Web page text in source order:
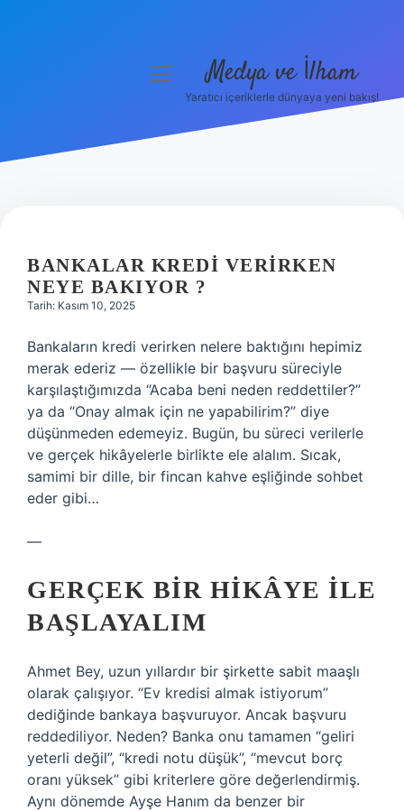
Hakkımızda
menüyüMedya ve İlham
Yaratıcı içeriklerle dünyaya yeni bakış!
BANKALAR KREDI VERIRKEN
NEYE BAKIYOR ?
Tarih: Kasım 10, 2025
Bankaların kredi verirken nelere baktığını hepimiz
merak ederiz — özellikle bir başvuru süreciyle
karşılaştığımızda “Acaba beni neden reddettiler?”
ya da “Onay almak için ne yapabilirim?” diye
düşünmeden edemeyiz. Bugün, bu süreci verilerle
ve gerçek hikâyelerle birlikte ele alalım. Sıcak,
samimi bir dille, bir fincan kahve eşliğinde sohbet
eder gibi…
—
GERÇEK BIR HIKÂYE ILE
BAŞLAYALIM
Ahmet Bey, uzun yıllardır bir şirkette sabit maaşlı
olarak çalışıyor. “Ev kredisi almak istiyorum”
dediğinde bankaya başvuruyor. Ancak başvuru
reddediliyor. Neden? Banka onu tamamen “geliri
yeterli değil”, “kredi notu düşük”, “mevcut borç
oranı yüksek” gibi kriterlere göre değerlendirmiş.
Aynı dönemde Ayşe Hanım da benzer bir